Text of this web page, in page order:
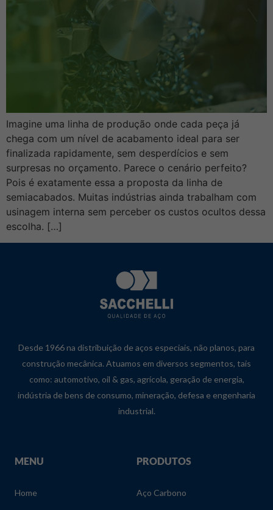
Imagine uma linha de produção onde cada peça já
chega com um nível de acabamento ideal para ser
finalizada rapidamente, sem desperdícios e sem
surpresas no orçamento. Parece o cenário perfeito?
Pois é exatamente essa a proposta da linha de
semiacabados. Muitas indústrias ainda trabalham com
usinagem interna sem perceber os custos ocultos dessa
escolha. […]
Desde 1966 na distribuição de aços especiais, não planos, para
construção mecânica. Atuamos em diversos segmentos, tais
como: automotivo, oil & gas, agrícola, geração de energia,
indústria de bens de consumo, mineração, defesa e engenharia
industrial.
MENU
Home
PRODUTOS
Aço Carbono